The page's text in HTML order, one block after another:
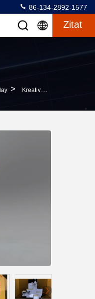
86-134-2892-1577
Zitat
> Kreativer LED-Würfelbildschirm P2.5 LED-Anzeige